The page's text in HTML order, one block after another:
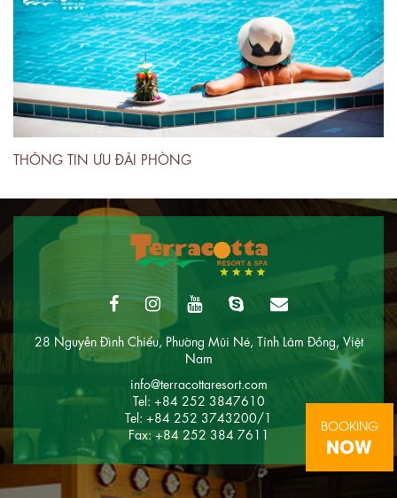
THÔNG TIN ƯU ĐÃI PHÒNG
28 Nguyễn Đình Chiểu, Phường Mũi Né, Tỉnh Lâm Đồng, Việt
Nam
info@terracottaresort.com
Tel: +84 252 3847610
Tel: +84 252 3743200/1
Fax: +84 252 384 7611
BOOKING
NOW